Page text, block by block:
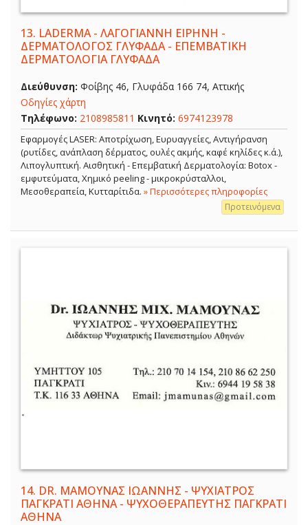
13. LADERMA - ΛΑΓΟΓΙΑΝΝΗ ΕΙΡΗΝΗ -
ΔΕΡΜΑΤΟΛΟΓΟΣ ΓΛΥΦΑΔΑ - ΕΠΕΜΒΑΤΙΚΗ
ΔΕΡΜΑΤΟΛΟΓΙΑ ΓΛΥΦΑΔΑ
Διεύθυνση: Φοίβης 46, Γλυφάδα 166 74, Αττικής
Οδηγίες χάρτη
Τηλέφωνο: 2108985811 Κινητό: 6974123978
Εφαρμογές LASER: Αποτρίχωση, Ευρυαγγείες, Αντιγήρανση
(ρυτίδες, ανάπλαση δέρματος, ουλές ακμής, καφέ κηλίδες κ.ά.),
Λιπογλυπτική. Αισθητική - Επεμβατική Δερματολογία: Botox -
εμφυτεύματα, Χημικό peeling - μικροκρύσταλλοι,
Μεσοθεραπεία, Κυτταρίτιδα. » Περισσότερες πληροφορίες
Προτεινόμενα
14. DR. ΜΑΜΟΥΝΑΣ ΙΩΑΝΝΗΣ - ΨΥΧΙΑΤΡΟΣ
ΠΑΓΚΡΑΤΙ ΑΘΗΝΑ - ΨΥΧΟΘΕΡΑΠΕΥΤΗΣ ΠΑΓΚΡΑΤΙ
ΑΘΗΝΑ